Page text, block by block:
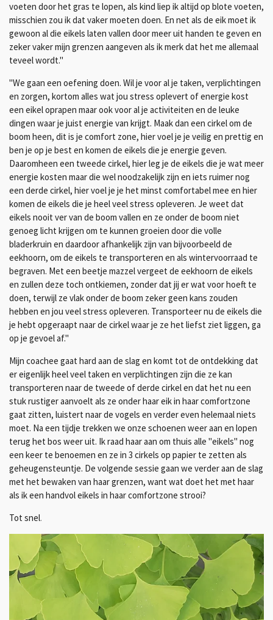
voeten door het gras te lopen, als kind liep ik altijd op blote voeten,
misschien zou ik dat vaker moeten doen. En net als de eik moet ik
gewoon al die eikels laten vallen door meer uit handen te geven en
zeker vaker mijn grenzen aangeven als ik merk dat het me allemaal
teveel wordt."
"We gaan een oefening doen. Wil je voor al je taken, verplichtingen
en zorgen, kortom alles wat jou stress oplevert of energie kost
een eikel oprapen maar ook voor al je activiteiten en de leuke
dingen waar je juist energie van krijgt. Maak dan een cirkel om de
boom heen, dit is je comfort zone, hier voel je je veilig en prettig en
ben je op je best en komen de eikels die je energie geven.
Daaromheen een tweede cirkel, hier leg je de eikels die je wat meer
energie kosten maar die wel noodzakelijk zijn en iets ruimer nog
een derde cirkel, hier voel je je het minst comfortabel mee en hier
komen de eikels die je heel veel stress opleveren. Je weet dat
eikels nooit ver van de boom vallen en ze onder de boom niet
genoeg licht krijgen om te kunnen groeien door die volle
bladerkruin en daardoor afhankelijk zijn van bijvoorbeeld de
eekhoorn, om de eikels te transporteren en als wintervoorraad te
begraven. Met een beetje mazzel vergeet de eekhoorn de eikels
en zullen deze toch ontkiemen, zonder dat jij er wat voor hoeft te
doen, terwijl ze vlak onder de boom zeker geen kans zouden
hebben en jou veel stress opleveren. Transporteer nu de eikels die
je hebt opgeraapt naar de cirkel waar je ze het liefst ziet liggen, ga
op je gevoel af."
Mijn coachee gaat hard aan de slag en komt tot de ontdekking dat
er eigenlijk heel veel taken en verplichtingen zijn die ze kan
transporteren naar de tweede of derde cirkel en dat het nu een
stuk rustiger aanvoelt als ze onder haar eik in haar comfortzone
gaat zitten, luistert naar de vogels en verder even helemaal niets
moet. Na een tijdje trekken we onze schoenen weer aan en lopen
terug het bos weer uit. Ik raad haar aan om thuis alle "eikels" nog
een keer te benoemen en ze in 3 cirkels op papier te zetten als
geheugensteuntje. De volgende sessie gaan we verder aan de slag
met het bewaken van haar grenzen, want wat doet het met haar
als ik een handvol eikels in haar comfortzone strooi?
Tot snel.